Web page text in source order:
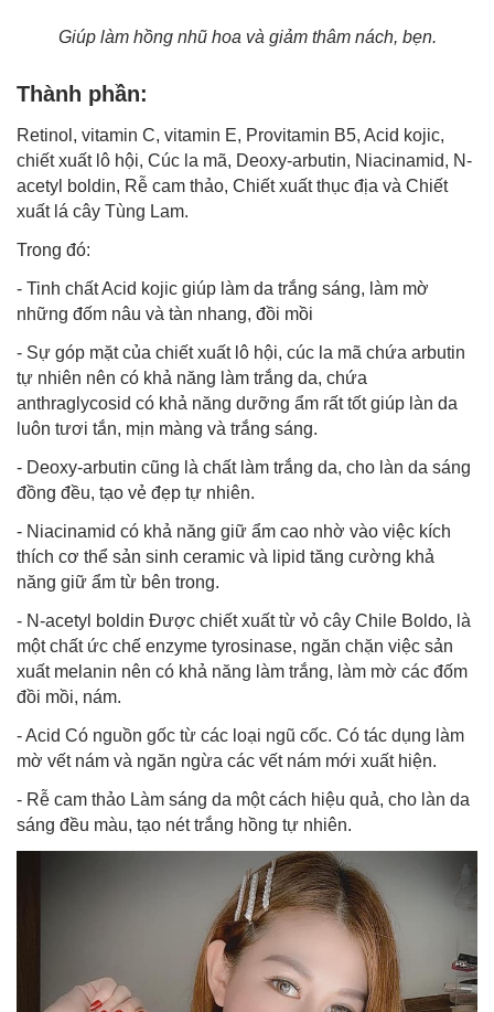
Giúp làm hồng nhũ hoa và giảm thâm nách, bẹn.
Thành phần:
Retinol, vitamin C, vitamin E, Provitamin B5, Acid kojic,
chiết xuất lô hội, Cúc la mã, Deoxy-arbutin, Niacinamid, N-
acetyl boldin, Rễ cam thảo, Chiết xuất thục địa và Chiết
xuất lá cây Tùng Lam.
Trong đó:
- Tinh chất Acid kojic giúp làm da trắng sáng, làm mờ
những đốm nâu và tàn nhang, đồi mồi
- Sự góp mặt của chiết xuất lô hội, cúc la mã chứa arbutin
tự nhiên nên có khả năng làm trắng da, chứa
anthraglycosid có khả năng dưỡng ẩm rất tốt giúp làn da
luôn tươi tắn, mịn màng và trắng sáng.
- Deoxy-arbutin cũng là chất làm trắng da, cho làn da sáng
đồng đều, tạo vẻ đẹp tự nhiên.
- Niacinamid có khả năng giữ ẩm cao nhờ vào việc kích
thích cơ thể sản sinh ceramic và lipid tăng cường khả
năng giữ ẩm từ bên trong.
- N-acetyl boldin Được chiết xuất từ vỏ cây Chile Boldo, là
một chất ức chế enzyme tyrosinase, ngăn chặn việc sản
xuất melanin nên có khả năng làm trắng, làm mờ các đốm
đồi mồi, nám.
- Acid Có nguồn gốc từ các loại ngũ cốc. Có tác dụng làm
mờ vết nám và ngăn ngừa các vết nám mới xuất hiện.
- Rễ cam thảo Làm sáng da một cách hiệu quả, cho làn da
sáng đều màu, tạo nét trắng hồng tự nhiên.